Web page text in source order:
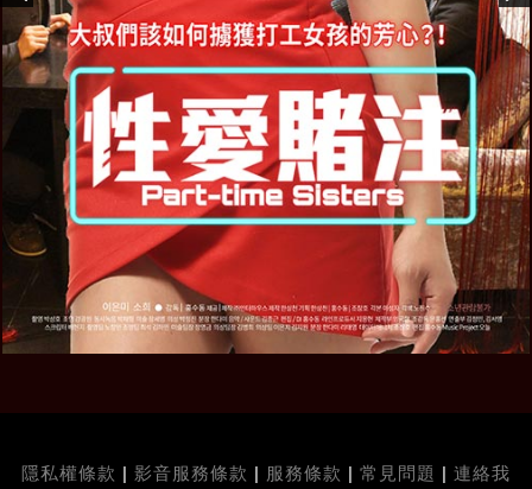
隱私權條款 | 影音服務條款 | 服務條款 | 常見問題 | 連絡我